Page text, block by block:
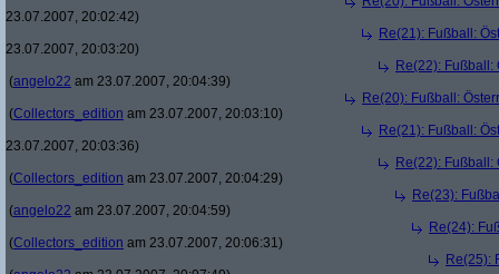
23.07.2007, 20:02:42)
Re(21): Fußball:
23.07.2007, 20:03:20)
Re(22): Fußball:
(angelo22 am 23.07.2007, 20:04:39)
Re(20): Fußball:
(Collectors_edition am 23.07.2007, 20:03:10)
Re(21): Fußball:
23.07.2007, 20:03:36)
Re(22): Fußball:
(Collectors_edition am 23.07.2007, 20:04:29)
Re(23):
(angelo22 am 23.07.2007, 20:04:59)
Re(24):
(Collectors_edition am 23.07.2007, 20:06:31)
Re(25):